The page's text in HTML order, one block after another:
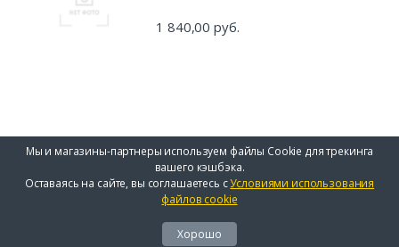
1 840,00 руб.
Мы и магазины-партнеры используем файлы Cookie для трекинга
вашего кэшбэка.
Оставаясь на сайте, вы соглашаетесь сУсловиями использования
файлов cookie
Хорошо